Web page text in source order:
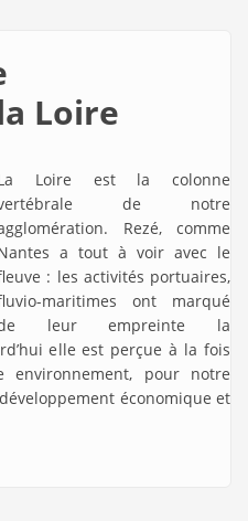
Loire
Loire est la colonne
de notre
Rezé, comme
a tout à voir avec le
: les activités portuaires,
maritimes ont marqué
leur empreinte la
elle est perçue à la fois
pour notre
économique et